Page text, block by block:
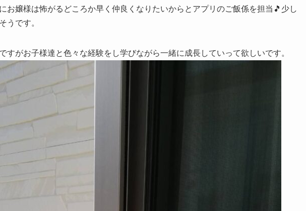
お嬢様は怖がるどころか早く仲良くなりたいからとアプリのご飯係を担当🎵少し
うです。
すがお子様達と色々な経験をし学びながら一緒に成長していって欲しいです。